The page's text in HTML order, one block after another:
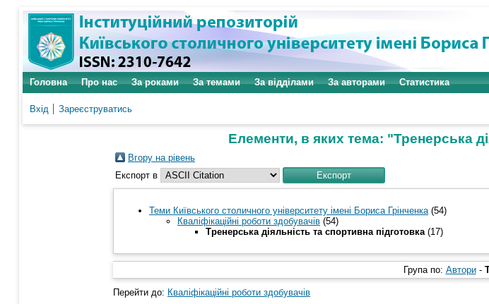
Головна Про нас За роками За темами За відділами За авторами Статистика
Вхід Зареєструватись
Елементи, в яких тема: "Тренерська
Вгору на рівень
Експорт в
Теми Київського столичного університету імені Бориса Грінченка (54)
Кваліфікаційні роботи здобувачів (54)
Тренерська діяльність та спортивна підготовка (17)
Група по: Автори-
Перейти до: Кваліфікаційні роботи здобувачів